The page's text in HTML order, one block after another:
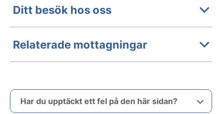
Ditt besök hos oss
Relaterade mottagningar
Har du upptäckt ett fel på den här sidan?